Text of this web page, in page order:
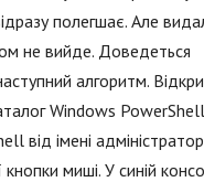
полегшає. Але
не вийде. Доведеться
алгоритм.
Windows
від імені
миші. У синій